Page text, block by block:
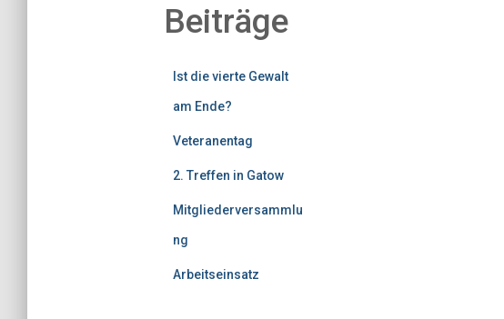
Beiträge
Ist die vierte Gewalt
am Ende?
Veteranentag
2. Treffen in Gatow
Mitgliederversammlu
ng
Arbeitseinsatz